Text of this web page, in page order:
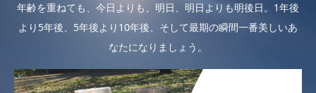
年齢を重ねても、今日よりも、明日、明日よりも明後日。1年後
より5年後、5年後より10年後、そして最期の瞬間一番美しいあ
なたになりましょう。